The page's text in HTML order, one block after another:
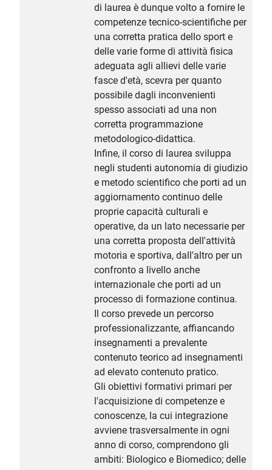
di laurea è dunque volto a fornire le
competenze tecnico-scientifiche per
una corretta pratica dello sport e
delle varie forme di attività fisica
adeguata agli allievi delle varie
fasce d'età, scevra per quanto
possibile dagli inconvenienti
spesso associati ad una non
corretta programmazione
metodologico-didattica.
Infine, il corso di laurea sviluppa
negli studenti autonomia di giudizio
e metodo scientifico che porti ad un
aggiornamento continuo delle
proprie capacità culturali e
operative, da un lato necessarie per
una corretta proposta dell'attività
motoria e sportiva, dall'altro per un
confronto a livello anche
internazionale che porti ad un
processo di formazione continua.
Il corso prevede un percorso
professionalizzante, affiancando
insegnamenti a prevalente
contenuto teorico ad insegnamenti
ad elevato contenuto pratico.
Gli obiettivi formativi primari per
l'acquisizione di competenze e
conoscenze, la cui integrazione
avviene trasversalmente in ogni
anno di corso, comprendono gli
ambiti: Biologico e Biomedico; delle